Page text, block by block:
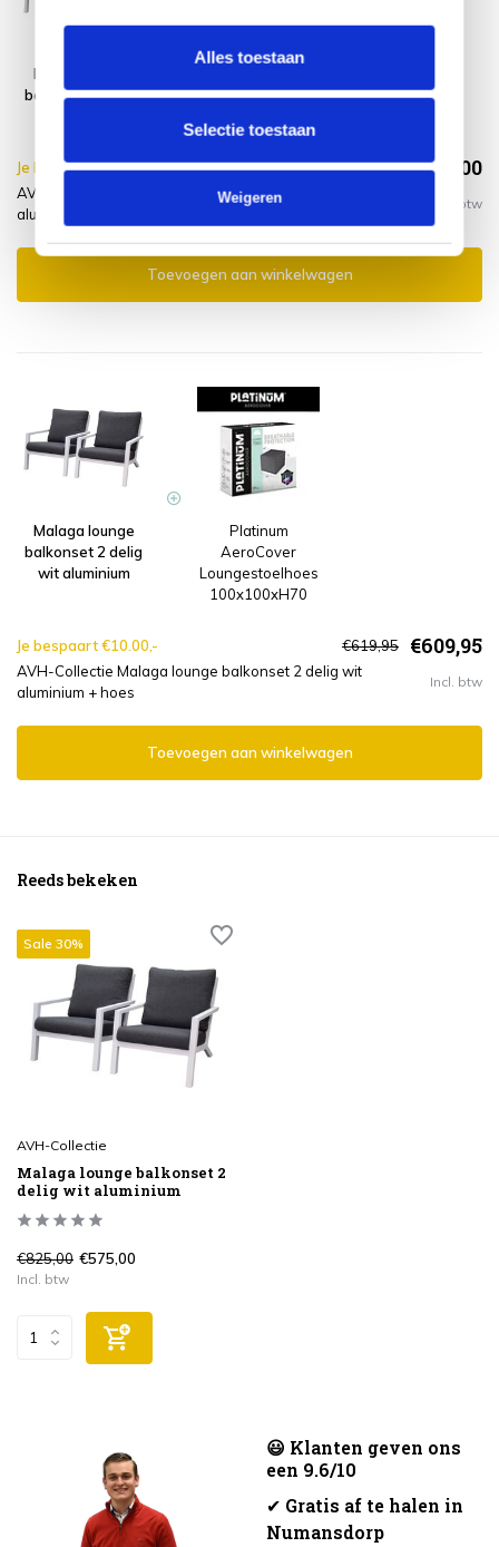
Alles toestaan
Selectie toestaan
Weigeren
Malaga lounge
balkonset 2 delig
- Extra gemak &
Je bespaart €10.00,- €800,00 €790,00
AVH-Collectie Malaga lounge balkonset 2 delig wit
aluminium + montagelevering
Incl. btw
Toevoegen aan winkelwagen
Malaga lounge
balkonset 2 delig
wit aluminium
Platinum
AeroCover
Loungestoelhoes
100x100xH70
Je bespaart €10.00,- €619,95 €609,95
AVH-Collectie Malaga lounge balkonset 2 delig wit
aluminium + hoes
Incl. btw
Toevoegen aan winkelwagen
Reeds bekeken
Sale 30%
AVH-Collectie
Malaga lounge balkonset 2
delig wit aluminium
€825,00 €575,00
Incl. btw
😃 Klanten geven ons
een 9.6/10
✔ Gratis af te halen in
Numansdorp